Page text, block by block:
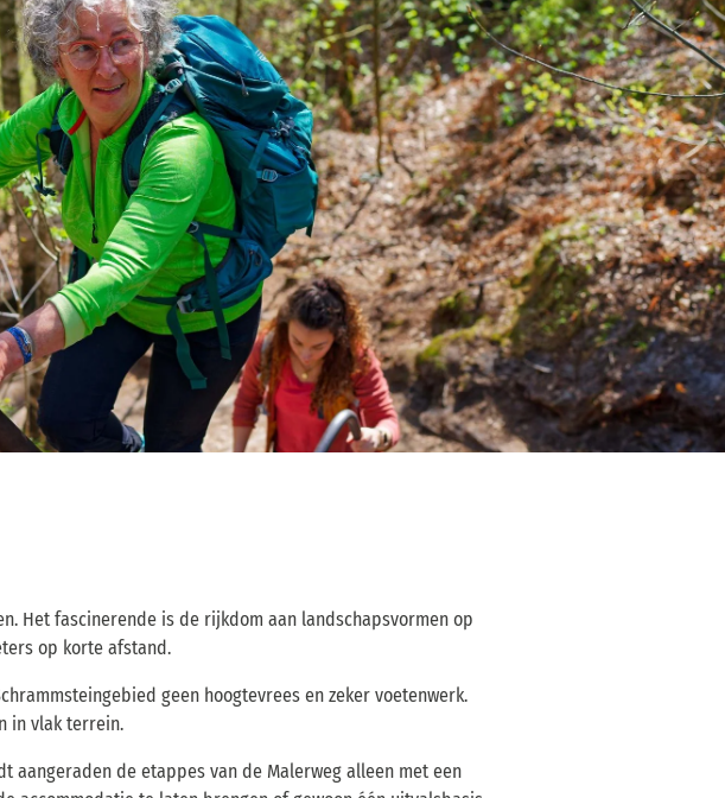
Het fascinerende is de rijkdom aan landschapsvormen op
op korte afstand.
geen hoogtevrees en zeker voetenwerk.
in vlak terrein.
aangeraden de etappes van de Malerweg alleen met een